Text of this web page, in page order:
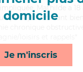
domicile
Je m'inscris
impliquée, Mathilde a
(AMP). Maitrisant